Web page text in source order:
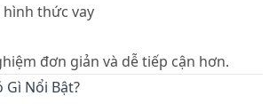
thức vay
đơn giản và dễ tiếp cận hơn.
Gì Nổi Bật?